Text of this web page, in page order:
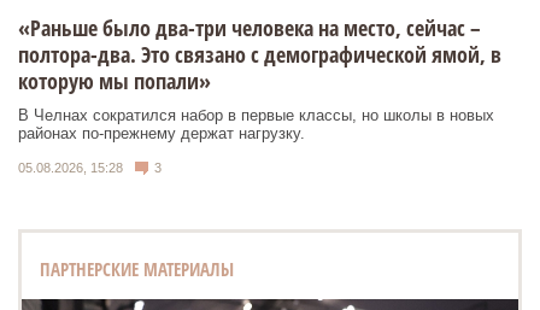
«Раньше было два-три человека на место, сейчас –
полтора-два. Это связано с демографической ямой, в
которую мы попали»
В Челнах сократился набор в первые классы, но школы в новых
районах по-прежнему держат нагрузку.
05.08.2026, 15:28 3
ПАРТНЕРСКИЕ МАТЕРИАЛЫ